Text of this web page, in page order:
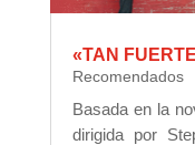
«TAN
Recomendados
Basada en la
dirigida por